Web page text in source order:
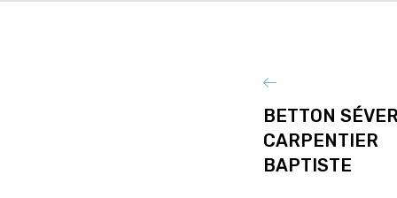
BETTON
CARPENTIER
BAPTISTE